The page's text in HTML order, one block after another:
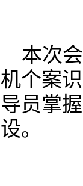
本次
机个案
导员掌
设。